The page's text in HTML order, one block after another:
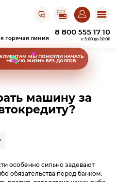
лист
горячая линия
8 800 555 17 10
c 5:00 до 20:00
Открыть чат с ЭОС
КЛИЕНТАМ МЫ ПОМОГЛИ НАЧАТЬ
НОВУЮ ЖИЗНЬ БЕЗ ДОЛГОВ
машину за
особенно сильно задевают
обязательства перед банком.